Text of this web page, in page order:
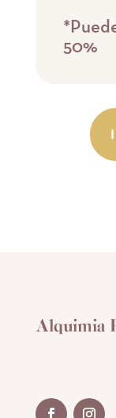
50%
Alquimia